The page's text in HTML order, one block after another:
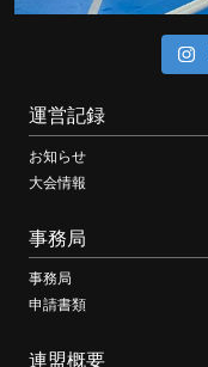
運営記録
お知らせ
大会情報
事務局
事務局
申請書類
連盟概要